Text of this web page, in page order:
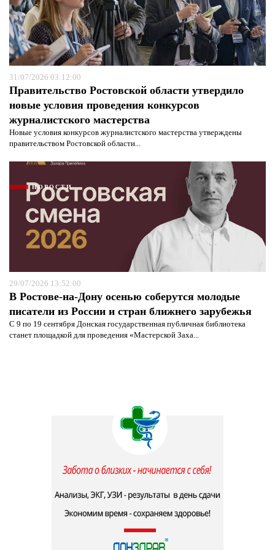
31/07/2026 03:12:00
Правительство Ростовской области утвердило
новые условия проведения конкурсов
журналистского мастерства
Новые условия конкурсов журналистского мастерства утверждены
правительством Ростовской области...
НОВОСТИ
29/07/2026 13:52:00
В Ростове-на-Дону осенью соберутся молодые
писатели из России и стран ближнего зарубежья
С 9 по 19 сентября Донская государственная публичная библиотека
станет площадкой для проведения «Мастерской Заха...